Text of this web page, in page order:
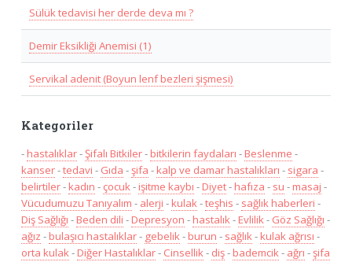
Sülük tedavisi her derde deva mı ?
Demir Eksikliği Anemisi (1)
Servikal adenit (Boyun lenf bezleri şişmesi)
Kategoriler
-hastalıklar-Şifalı Bitkiler-bitkilerin faydaları -Beslenme -
kanser-tedavi - Gıda -şifa -kalp ve damar hastalıkları - sigara -
belirtiler-kadın - çocuk-işitme kaybı -Diyet-hafıza - su -masaj -
Vücudumuzu Tanıyalım - alerji -kulak-teşhis - sağlık haberleri -
Diş Sağlığı -Beden dili -Depresyon -hastalık-Evlilik- Göz Sağlığı -
ağız -bulaşıcı hastalıklar- gebelik-burun - sağlık-kulak ağrısı -
orta kulak-Diğer Hastalıklar- Cinsellik- diş-bademcik- ağrı -şifa